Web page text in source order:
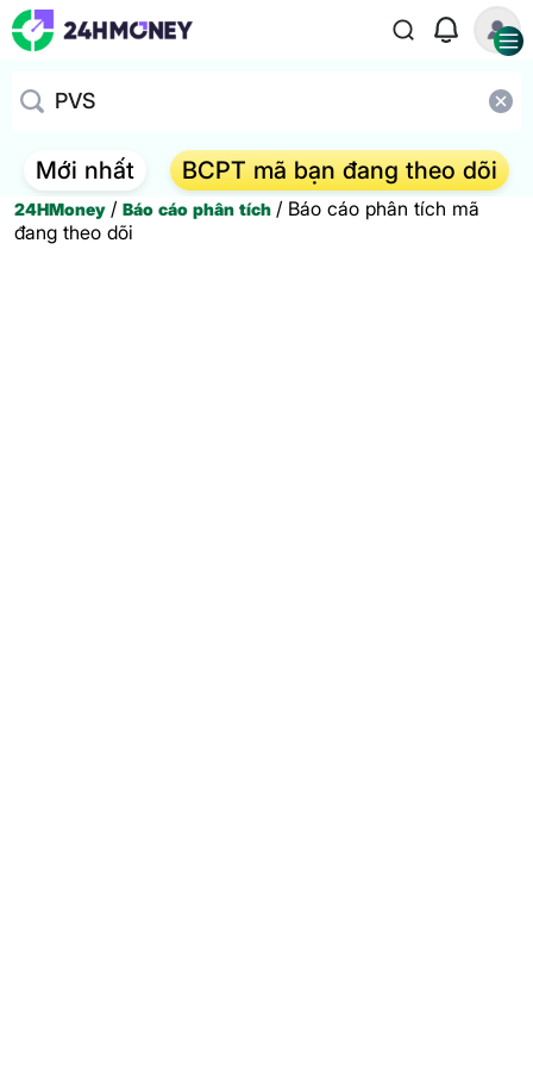
Mới nhất BCPT mã bạn đang theo dõi
24HMoney / Báo cáo phân tích / Báo cáo phân tích mã
đang theo dõi